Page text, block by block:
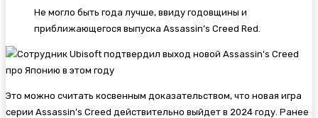
Не могло быть года лучше, ввиду годовщины и
приближающегося выпуска Assassin’s Creed Red.
Это можно считать косвенным доказательством, что новая игра
серии Assassin’s Creed действительно выйдет в 2024 году. Ранее